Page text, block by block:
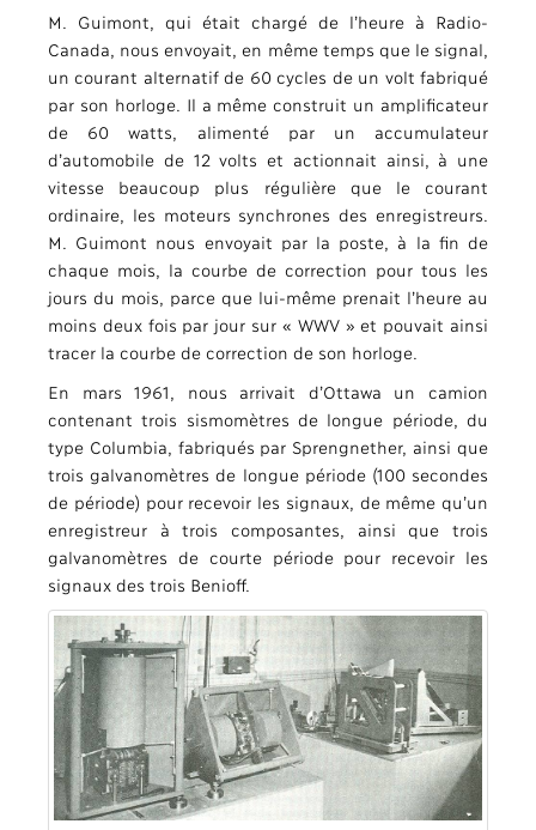
M. Guimont, qui était chargé de l’heure à Radio-
Canada, nous envoyait, en même temps que le signal,
un courant alternatif de 60 cycles de un volt fabriqué
par son horloge. Il a même construit un amplificateur
de 60 watts, alimenté par un accumulateur
d’automobile de 12 volts et actionnait ainsi, à une
vitesse beaucoup plus régulière que le courant
ordinaire, les moteurs synchrones des enregistreurs.
M. Guimont nous envoyait par la poste, à la fin de
chaque mois, la courbe de correction pour tous les
jours du mois, parce que lui-même prenait l’heure au
moins deux fois par jour sur « WWV » et pouvait ainsi
tracer la courbe de correction de son horloge.
En mars 1961, nous arrivait d’Ottawa un camion
contenant trois sismomètres de longue période, du
type Columbia, fabriqués par Sprengnether, ainsi que
trois galvanomètres de longue période (100 secondes
de période) pour recevoir les signaux, de même qu’un
enregistreur à trois composantes, ainsi que trois
galvanomètres de courte période pour recevoir les
signaux des trois Benioff.